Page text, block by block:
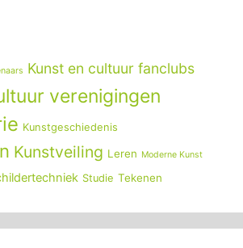
Kunst en cultuur fanclubs
verenigingen
Kunstgeschiedenis
Kunstveiling Leren Moderne Kunst
Studie Tekenen